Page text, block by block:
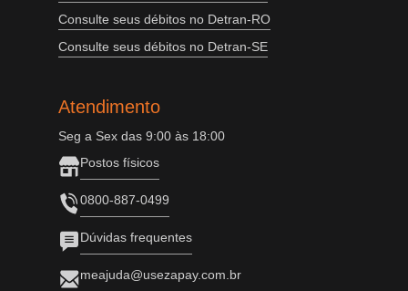
Consulte seus débitos no Detran-RO
Consulte seus débitos no Detran-SE
Atendimento
Seg a Sex das 9:00 às 18:00
Postos físicos
0800-887-0499
Dúvidas frequentes
meajuda@usezapay.com.br